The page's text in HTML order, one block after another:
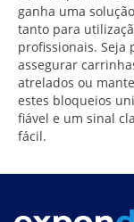
ganha uma
tanto para
profissionais. Seja
assegurar
atrelados ou
estes bloqueios
fiável e um sinal
fácil.